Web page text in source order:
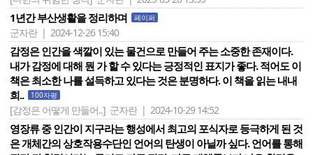
1년간 부산생활을 정리하며 페이퍼
군자란 | 2024-12-26 15:40
감정은 인간을 색깔이 있는 물건으로 만들어 주는 소중한 존재이다.
내가 감정에 대해 뭔 가 할 수 있다는 긍정적인 표지가 좋다. 적어도 이
책은 최소한 나를 설득하고 있다는 것은 분명하다. 이 책을 읽는 내내
희..
100자평
[감정은 어떻게 만들어..] 군자란 | 2024-10-29 14:52
영장류 중 인간이 지구라는 행성에서 최고의 포식자로 등극하게 된 것
은 개체간의 상호작용수단인 언어의 탄생이 아닐까 싶다. 언어를 통해